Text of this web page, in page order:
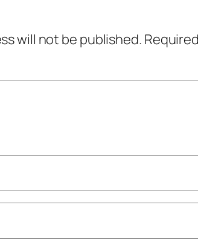
will not be published.